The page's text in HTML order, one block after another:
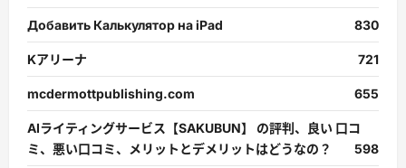
Добавить Калькулятор на iPad 830
Kアリーナ 721
mcdermottpublishing.com 655
AIライティングサービス【SAKUBUN】 の評判、良い 口コ
ミ、悪い口コミ、メリットとデメリットはどうなの？
598